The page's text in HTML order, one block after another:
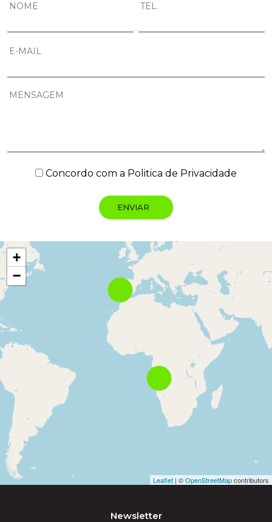
Concordo com a Politica de Privacidade
+
−
Leaflet | ©OpenStreetMapcontributors
Newsletter